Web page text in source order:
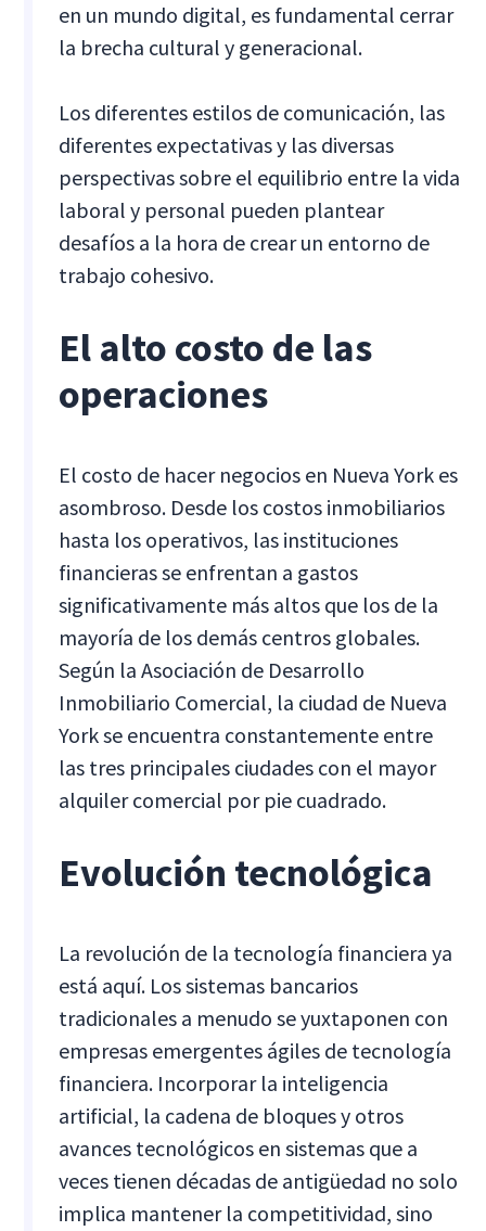
en un mundo digital, es fundamental cerrar
la brecha cultural y generacional.
Los diferentes estilos de comunicación, las
diferentes expectativas y las diversas
perspectivas sobre el equilibrio entre la vida
laboral y personal pueden plantear
desafíos a la hora de crear un entorno de
trabajo cohesivo.
El alto costo de las
operaciones
El costo de hacer negocios en Nueva York es
asombroso. Desde los costos inmobiliarios
hasta los operativos, las instituciones
financieras se enfrentan a gastos
significativamente más altos que los de la
mayoría de los demás centros globales.
Según la Asociación de Desarrollo
Inmobiliario Comercial, la ciudad de Nueva
York se encuentra constantemente entre
las tres principales ciudades con el mayor
alquiler comercial por pie cuadrado.
Evolución tecnológica
La revolución de la tecnología financiera ya
está aquí. Los sistemas bancarios
tradicionales a menudo se yuxtaponen con
empresas emergentes ágiles de tecnología
financiera. Incorporar la inteligencia
artificial, la cadena de bloques y otros
avances tecnológicos en sistemas que a
veces tienen décadas de antigüedad no solo
implica mantener la competitividad, sino